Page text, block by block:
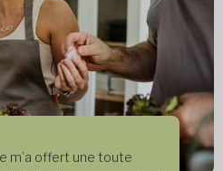
m’a offert une toute